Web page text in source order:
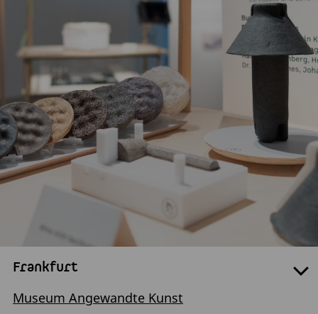
Frankfurt
Museum Angewandte Kunst